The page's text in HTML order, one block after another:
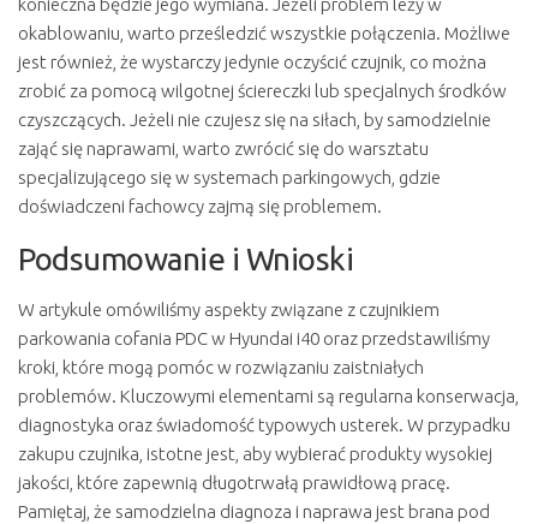
konieczna będzie jego wymiana. Jeżeli problem leży w
okablowaniu, warto prześledzić wszystkie połączenia. Możliwe
jest również, że wystarczy jedynie oczyścić czujnik, co można
zrobić za pomocą wilgotnej ściereczki lub specjalnych środków
czyszczących. Jeżeli nie czujesz się na siłach, by samodzielnie
zająć się naprawami, warto zwrócić się do warsztatu
specjalizującego się w systemach parkingowych, gdzie
doświadczeni fachowcy zajmą się problemem.
Podsumowanie i Wnioski
W artykule omówiliśmy aspekty związane z czujnikiem
parkowania cofania PDC w Hyundai i40 oraz przedstawiliśmy
kroki, które mogą pomóc w rozwiązaniu zaistniałych
problemów. Kluczowymi elementami są regularna konserwacja,
diagnostyka oraz świadomość typowych usterek. W przypadku
zakupu czujnika, istotne jest, aby wybierać produkty wysokiej
jakości, które zapewnią długotrwałą prawidłową pracę.
Pamiętaj, że samodzielna diagnoza i naprawa jest brana pod